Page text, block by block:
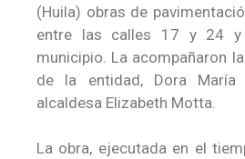
(Huila) obras de
entre las calles 17 y 24
municipio. La acompañaron
de la entidad, Dora María
alcaldesa Elizabeth Motta.
La obra, ejecutada en el